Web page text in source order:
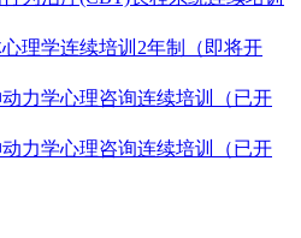
心理学连续培训2年制（即将开
动力学心理咨询连续培训（已开
动力学心理咨询连续培训（已开